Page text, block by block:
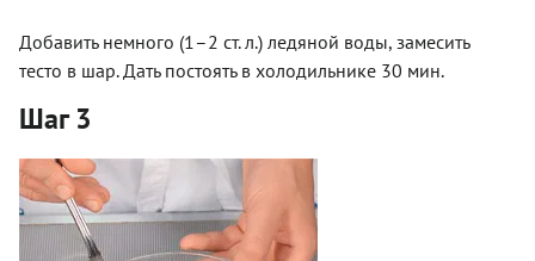
Добавить немного (1–2 ст. л.) ледяной воды, замесить
тесто в шар. Дать постоять в холодильнике 30 мин.
Шаг 3